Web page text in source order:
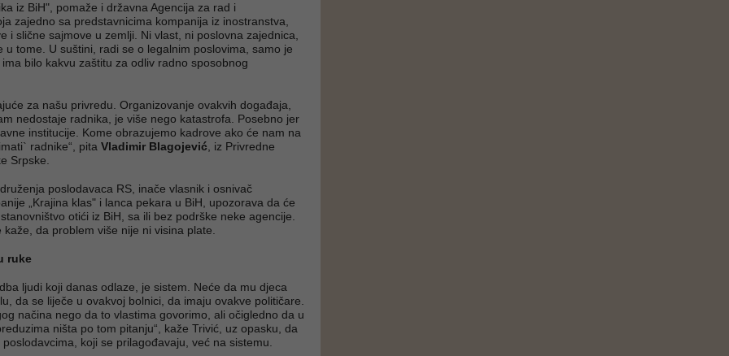
iz BiH", pomaže i državna Agencija za rad i
zajedno sa predstavnicima kompanija iz inostranstva,
i slične sajmove u zemlji. Ni vlast, ni poslovna zajednica,
u tome. U suštini, radi se o legalnim poslovima, samo je
bilo kakvu zaštitu za odliv radno sposobnog
za našu privredu. Organizovanje ovakvih događaja,
nedostaje radnika, je više nego katastrofa. Posebno jer
institucije. Kome obrazujemo kadrove ako će nam na
radnike“, pita Vladimir Blagojević , iz Privredne
Srpske.
poslodavaca RS, inače vlasnik i osnivač
„Krajina klas" i lanca pekara u BiH, upozorava da će
otići iz BiH, sa ili bez podrške neke agencije.
kaže, da problem više nije ni visina plate.
ruke
ljudi koji danas odlaze, je sistem. Neće da mu djeca
da se liječe u ovakvoj bolnici, da imaju ovakve političare.
načina nego da to vlastima govorimo, ali očigledno da u
ništa po tom pitanju“, kaže Trivić, uz opasku, da
koji se prilagođavaju, već na sistemu.